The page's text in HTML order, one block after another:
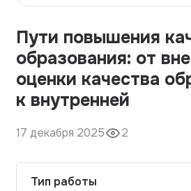
О сервисе
О компании
Наши гарантии
Порядок оплаты
Контакты
Пути повышения
образования: от
оценки качества
к внутренней
17 декабря 2025 2
Тип работы